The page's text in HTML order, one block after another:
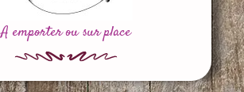
A emporter ou sur place